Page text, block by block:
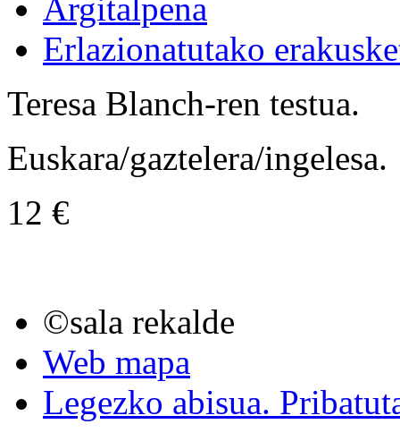
Argitalpena
Erlazionatutako
Teresa Blanch-ren testua.
Euskara/gaztelera/ingelesa.
12 €
©sala rekalde
Web mapa
Legezko abisua.